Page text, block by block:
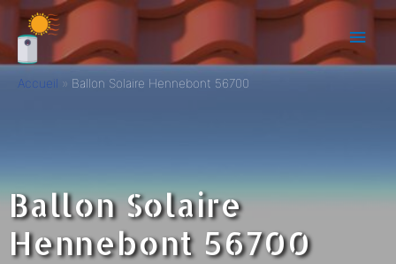
Accueil Ballon Solaire Hennebont 56700
Ballon Solaire
Hennebont 56700